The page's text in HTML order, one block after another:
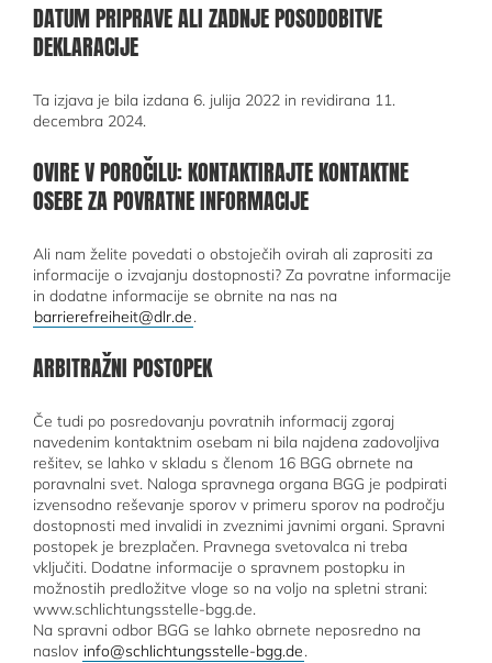
DATUM PRIPRAVE ALI ZADNJE POSODOBITVE
DEKLARACIJE
Ta izjava je bila izdana 6. julija 2022 in revidirana 11.
decembra 2024.
OVIRE V POROČILU: KONTAKTIRAJTE KONTAKTNE
OSEBE ZA POVRATNE INFORMACIJE
Ali nam želite povedati o obstoječih ovirah ali zaprositi za
informacije o izvajanju dostopnosti? Za povratne informacije
in dodatne informacije se obrnite na nas na
barrierefreiheit@dlr.de.
ARBITRAŽNI POSTOPEK
Če tudi po posredovanju povratnih informacij zgoraj
navedenim kontaktnim osebam ni bila najdena zadovoljiva
rešitev, se lahko v skladu s členom 16 BGG obrnete na
poravnalni svet. Naloga spravnega organa BGG je podpirati
izvensodno reševanje sporov v primeru sporov na področju
dostopnosti med invalidi in zveznimi javnimi organi. Spravni
postopek je brezplačen. Pravnega svetovalca ni treba
vključiti. Dodatne informacije o spravnem postopku in
možnostih predložitve vloge so na voljo na spletni strani:
www.schlichtungsstelle-bgg.de.
Na spravni odbor BGG se lahko obrnete neposredno na
naslov info@schlichtungsstelle-bgg.de.